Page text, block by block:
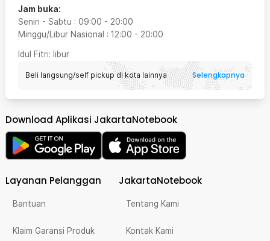
Jam buka:
Senin - Sabtu : 09:00 - 20:00
Minggu/Libur Nasional : 12:00 - 20:00
Idul Fitri: libur
Beli langsung/self pickup di kota lainnya Selengkapnya
Download Aplikasi JakartaNotebook
Layanan Pelanggan
Bantuan
Klaim Garansi Produk
JakartaNotebook
Tentang Kami
Kontak Kami